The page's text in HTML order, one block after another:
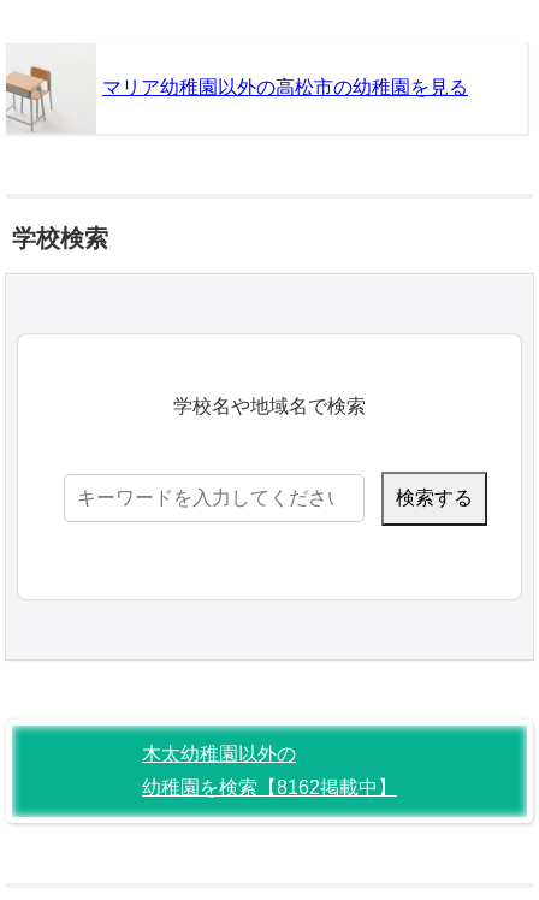
マリア幼稚園以外の高松市の幼稚園を見る
学校検索
学校名や地域名で検索
検
木太幼稚園以外の
幼稚園を検索【8162掲載中】